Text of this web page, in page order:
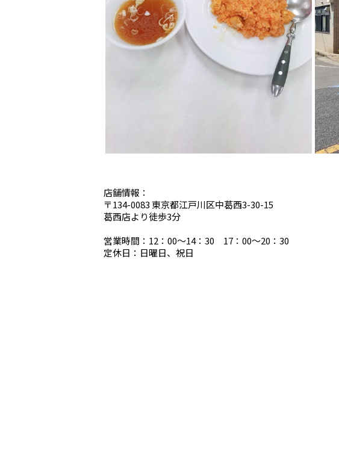
店舗情報：
〒134-0083 東京都江戸川区中葛西3-30-15
葛西店より徒歩3分
営業時間：12：00～14：30 17：00～20：30
定休日：日曜日、祝日